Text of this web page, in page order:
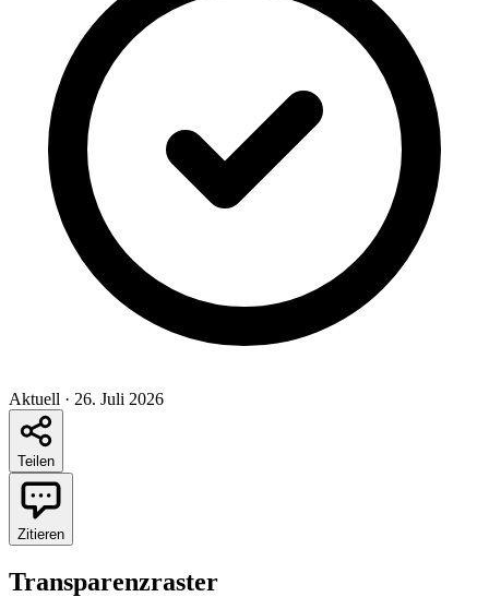
Aktuell · 26. Juli 2026
Teilen
Zitieren
Transparenzraster